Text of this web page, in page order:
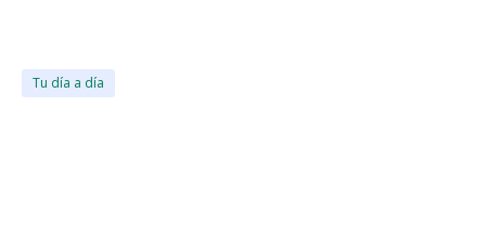
Tu día a día